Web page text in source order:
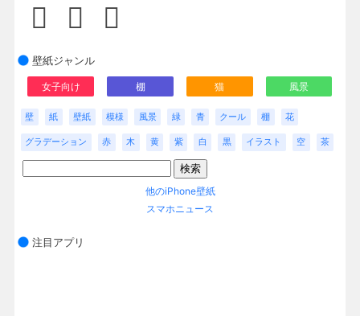
壁紙ジャンル
女子向け 棚 猫 風景
壁 紙 壁紙 模様 風景 緑 青 クール 棚 花
グラデーション 赤 木 黄 紫 白 黒 イラスト 空 茶
他のiPhone壁紙
スマホニュース
注目アプリ